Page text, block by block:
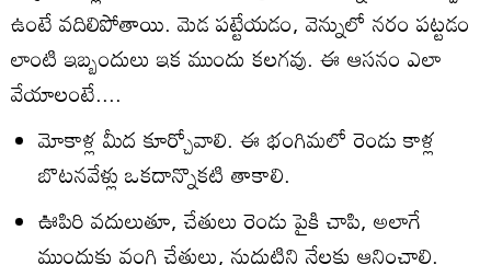
ఉంటే వదిలిపోతాయి. మెడ పట్టేయడం, వెన్నులో నరం పట్టడం
లాంటి ఇబ్బందులు ఇక ముందు కలగవు. ఈ ఆసనం ఎలా
వేయాలంటే....
మోకాళ్ల మీద కూర్చోవాలి. ఈ భంగిమలో రెండు కాళ్ల
బొటనవేళ్లు ఒకదాన్నొకటి తాకాలి.
ఊపిరి వదులుతూ, చేతులు రెండు పైకి చాపి, అలాగే
ముందుకు వంగి చేతులు, నుదుటిని నేలకు ఆనించాలి.